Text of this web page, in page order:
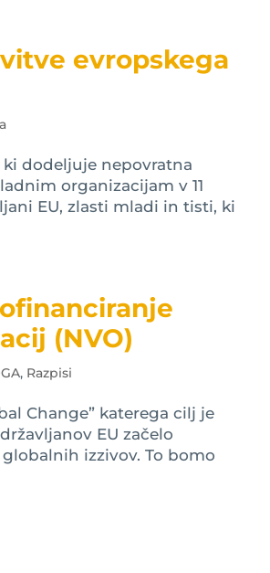
evropskega
ki dodeljuje nepovratna
organizacijam v 11
EU, zlasti mladi in tisti, ki
(NVO)
, Razpisi
Change” katerega cilj je
EU začelo
izzivov. To bomo